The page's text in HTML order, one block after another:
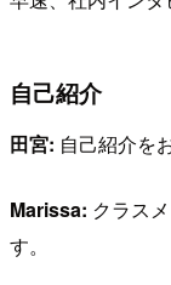
自己紹介
田宮: 自己紹介を
Marissa: クラス
す。